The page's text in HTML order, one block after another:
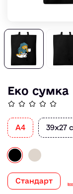
Еко
A4 39х27
Стандарт